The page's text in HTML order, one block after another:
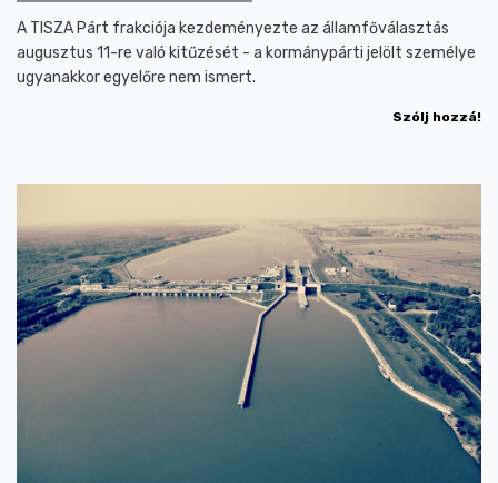
A TISZA Párt frakciója kezdeményezte az államfőválasztás
augusztus 11-re való kitűzését - a kormánypárti jelölt személye
ugyanakkor egyelőre nem ismert.
Szólj hozzá!